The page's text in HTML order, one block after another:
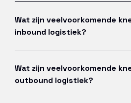
Wat zijn veelvoorkomende
inbound logistiek?
Wat zijn veelvoorkomende
outbound logistiek?